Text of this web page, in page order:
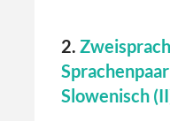
2.
Slowenisch